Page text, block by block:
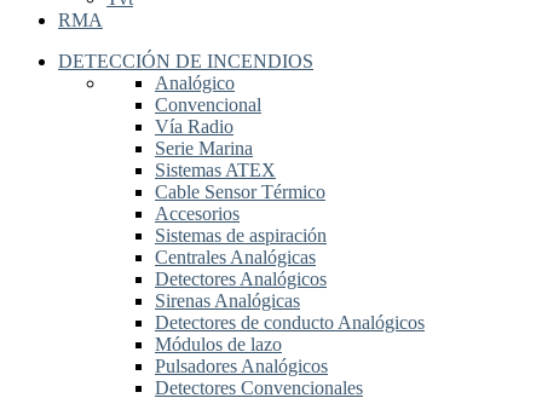
RMA
DETECCIÓN DE INCENDIOS
Analógico
Convencional
Vía Radio
Serie Marina
Sistemas ATEX
Cable Sensor Térmico
Accesorios
Sistemas de aspiración
Centrales Analógicas
Detectores Analógicos
Sirenas Analógicas
Detectores de conducto Analógicos
Módulos de lazo
Pulsadores Analógicos
Detectores Convencionales